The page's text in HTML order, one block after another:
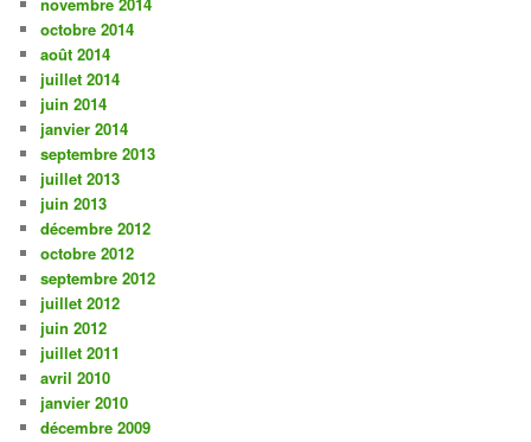
novembre 2014
octobre 2014
août 2014
juillet 2014
juin 2014
janvier 2014
septembre 2013
juillet 2013
juin 2013
décembre 2012
octobre 2012
septembre 2012
juillet 2012
juin 2012
juillet 2011
avril 2010
janvier 2010
décembre 2009